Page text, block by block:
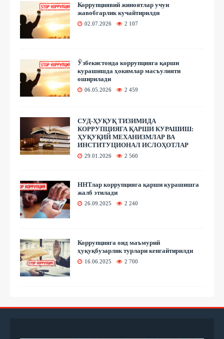
Коррупциявий жиноятлар учун
жавобгарлик кучайтирилди
02.07.2026 2 107
Ўзбекистонда коррупцияга қарши
курашишда ҳокимлар масъулияти
оширилади
06.05.2026 2 459
СУД-ҲУҚУҚ ТИЗИМИДА
КОРРУПЦИЯГА ҚАРШИ КУРАШИШ:
ҲУҚУҚИЙ МЕХАНИЗМЛАР ВА
ИНСТИТУЦИОНАЛ ИСЛОҲОТЛАР
29.01.2026 2 560
ННТлар коррупцияга қарши курашишга
жалб этилади
26.09.2025 2 240
Коррупцияга оид маъмурий
ҳуқуқбузарлик турлари кенгайтирилди
16.06.2025 2 700